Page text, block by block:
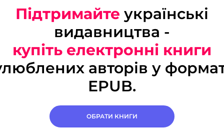
Підтримайте українські
видавництва -
купіть електронні книги
авторів у
EPUB.
ОБРАТИ КНИГИ